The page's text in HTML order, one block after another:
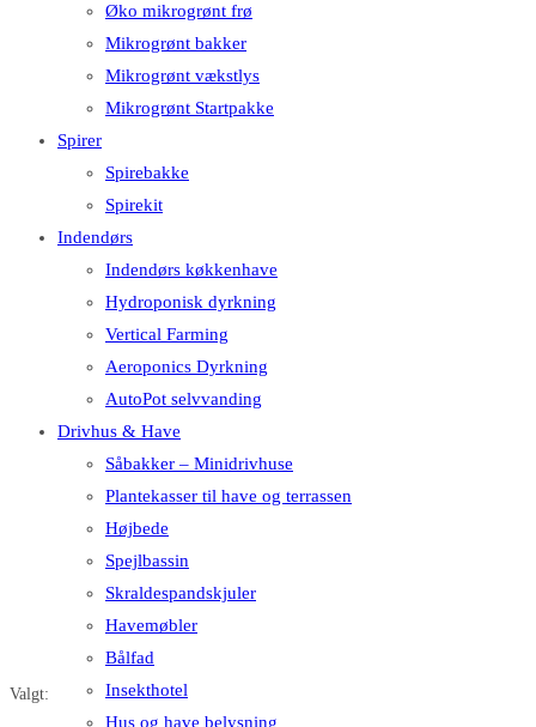
Øko mikrogrønt frø
Mikrogrønt bakker
Mikrogrønt vækstlys
Mikrogrønt Startpakke
Spirer
Spirebakke
Spirekit
Indendørs
Indendørs køkkenhave
Hydroponisk dyrkning
Vertical Farming
Aeroponics Dyrkning
AutoPot selvvanding
Drivhus & Have
Såbakker – Minidrivhuse
Plantekasser til have og terrassen
Højbede
Spejlbassin
Skraldespandskjuler
Havemøbler
Bålfad
Insekthotel
Hus og have belysning
Valgt: